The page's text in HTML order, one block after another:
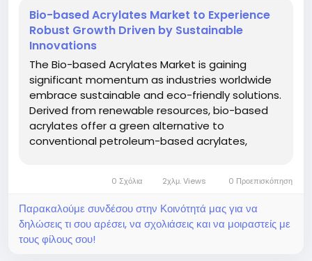
Bio-based Acrylates Market to Experience
Robust Growth Driven by Sustainable
Innovations
The Bio-based Acrylates Market is gaining
significant momentum as industries worldwide
embrace sustainable and eco-friendly solutions.
Derived from renewable resources, bio-based
acrylates offer a green alternative to
conventional petroleum-based acrylates,
regulatory pressure and consumer demand for
sustainability,...
0 Σχόλια 2χλμ. Views 0 Προεπισκόπηση
Παρακαλούμε συνδέσου στην Κοινότητά μας για να
δηλώσεις τι σου αρέσει, να σχολιάσεις και να μοιραστείς με
τους φίλους σου!